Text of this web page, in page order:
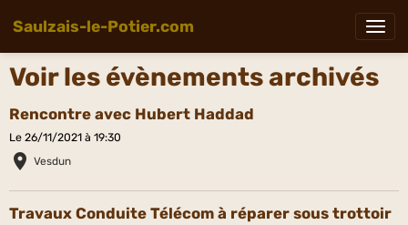
Saulzais-le-Potier.com
Voir les évènements archivés
Rencontre avec Hubert Haddad
Le 26/11/2021 à 19:30
Vesdun
Travaux Conduite Télécom à réparer sous trottoir